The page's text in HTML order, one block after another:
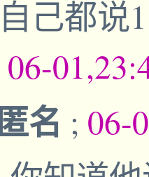
己都说
06-
名 ; 06-